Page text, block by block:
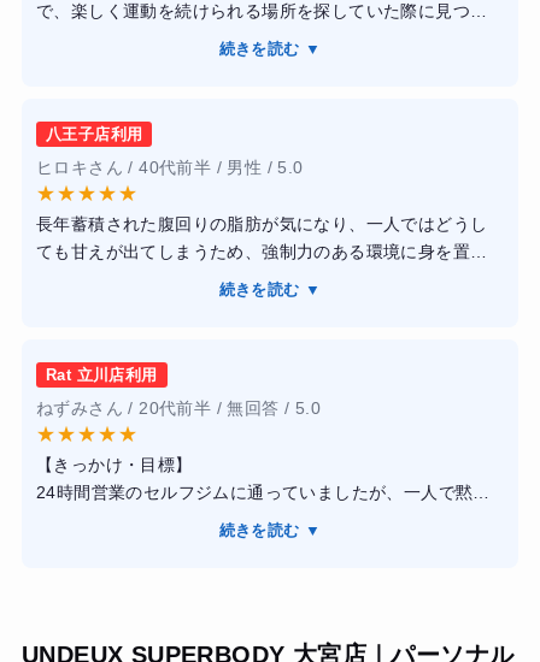
で、楽しく運動を続けられる場所を探していた際に見つけ
ました。運動不足解消と将来の健康維持が目的です。【感
ん。トレーナーさんとの会話が楽しく、いつもあっという
間に時間が過ぎてしまいます。厳しすぎない指導方針が私
には合っていました。【結果・変化】無理な食事制限をし
なかったにもかかわらず、半年で体脂肪率が4％減りまし
た。何より、運動をすることが義務感ではなく、楽しみに
なったことが一番の収穫です。一生モノの運動習慣が手に
続きを読む ▼
八王子店利用
ヒロキさん / 40代前半 / 男性 / 5.0
★★★★★
長年蓄積された腹回りの脂肪が気になり、一人ではどうし
ても甘えが出てしまうため、強制力のある環境に身を置こ
うと入会しました。Ratの魅力は、トレーニングを遊び感覚
き出すのが上手で、トレーニングが楽しみになりました。
食事指導も過度な制限ではなく、コンビニ等で選べる健康
的なメニューを教えてくれるため、忙しい中でもストレス
なく続けられました。その結果、半年間で腹囲が12センチ
減り、階段を登っても息切れしなくなりました。短期間で
痩せることよりも、一生モノの運動習慣を身につけたい方
には特におすすめできるジムだと思います。
続きを読む ▼
Rat 立川店利用
ねずみさん / 20代前半 / 無回答 / 5.0
★★★★★
【きっかけ・目標】
24時間営業のセルフジムに通っていましたが、一人で黙々
とマシンを動かすのが苦痛すぎて1ヶ月で幽霊会員に。もっ
続きを読む ▼
UNDEUX SUPERBODY 大宮店｜パーソナル